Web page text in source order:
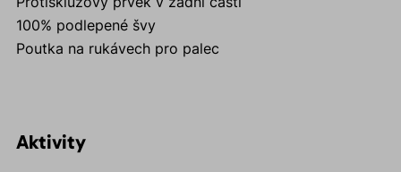
100% podlepené švy
Poutka na rukávech pro palec
Aktivity